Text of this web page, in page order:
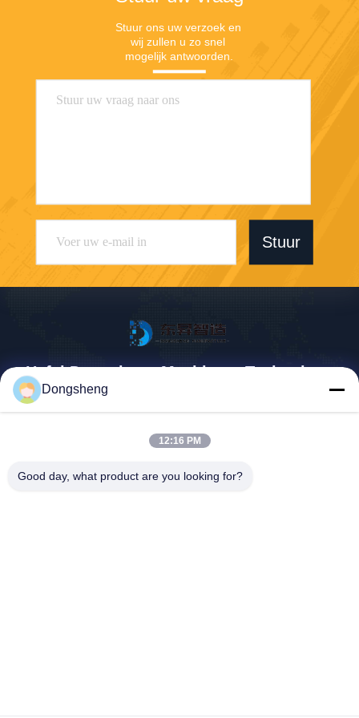
Stuur ons uw verzoek en
wij zullen u zo snel
mogelijk antwoorden.
Stuur
Hefei Dongsheng Machinery Technology
86-551-65303291
omische Ontwikkelingsstree
Dongsheng
12:16 PM
Good day, what product are you looking for?